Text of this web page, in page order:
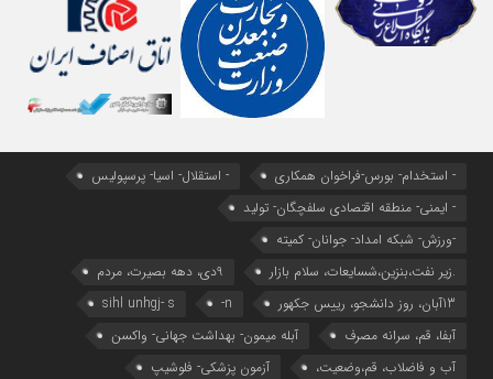
- استخدام- بورس-فراخوان همکاری
- استقلال- اسیا- پرسپولیس
- ایمنی- منطقه اقتصادی سلفچگان- تولید
-ورزش- شبکه امداد- جوانان- کمیته
.زیر نفت،بنزین،شسایعات، سلام بازار
9دی، دهه بصیرت، مردم
13آبان، روز دانشجو، رییس جکهور
n-
sihl unhgj- s
آبفا، قم، سرانه مصرف
آبله میمون- بهداشت جهانی- واکسن
آب و فاضلاب، قم،وضعیت،
آزمون پزشکی- فلوشیپ